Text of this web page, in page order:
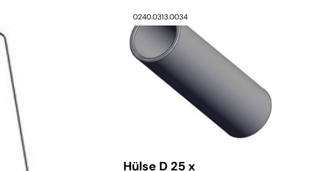
0240.0313.0034
Hülse D 25 x